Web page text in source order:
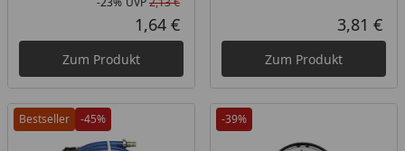
Rabatt in Prozent
Ursprünglicher Preis
Aktueller Preis
1,64 €
Zum Produkt
3,81 €
Zum Produkt
Bestseller -45% -39%